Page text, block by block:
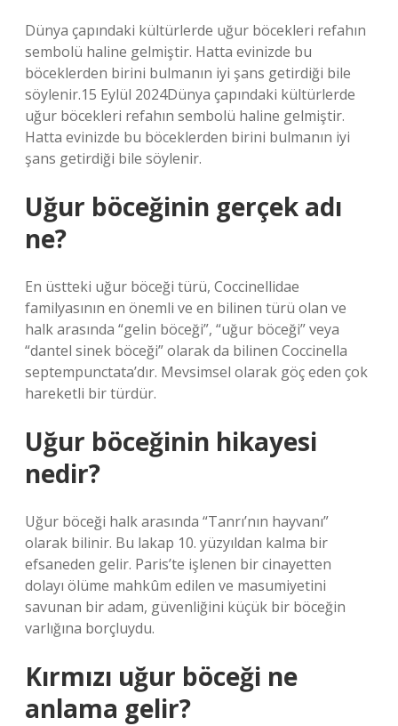
Dünya çapındaki kültürlerde uğur böcekleri refahın
sembolü haline gelmiştir. Hatta evinizde bu
böceklerden birini bulmanın iyi şans getirdiği bile
söylenir.15 Eylül 2024Dünya çapındaki kültürlerde
uğur böcekleri refahın sembolü haline gelmiştir.
Hatta evinizde bu böceklerden birini bulmanın iyi
şans getirdiği bile söylenir.
Uğur böceğinin gerçek adı
ne?
En üstteki uğur böceği türü, Coccinellidae
familyasının en önemli ve en bilinen türü olan ve
halk arasında “gelin böceği”, “uğur böceği” veya
“dantel sinek böceği” olarak da bilinen Coccinella
septempunctata’dır. Mevsimsel olarak göç eden çok
hareketli bir türdür.
Uğur böceğinin hikayesi
nedir?
Uğur böceği halk arasında “Tanrı’nın hayvanı”
olarak bilinir. Bu lakap 10. yüzyıldan kalma bir
efsaneden gelir. Paris’te işlenen bir cinayetten
dolayı ölüme mahkûm edilen ve masumiyetini
savunan bir adam, güvenliğini küçük bir böceğin
varlığına borçluydu.
Kırmızı uğur böceği ne
anlama gelir?